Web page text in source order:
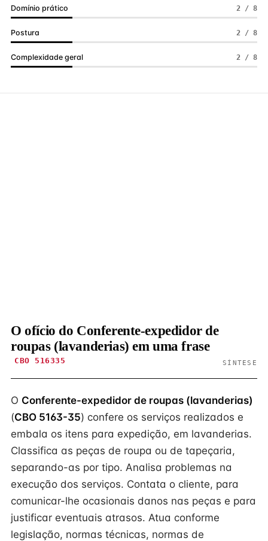
Domínio prático 2 / 8
Postura 2 / 8
Complexidade geral 2 / 8
O ofício do Conferente-expedidor de
roupas (lavanderias) em uma frase
CBO 516335 SÍNTESE
O Conferente-expedidor de roupas (lavanderias)
(CBO 5163-35) confere os serviços realizados e
embala os itens para expedição, em lavanderias.
Classifica as peças de roupa ou de tapeçaria,
separando-as por tipo. Analisa problemas na
execução dos serviços. Contata o cliente, para
comunicar-lhe ocasionais danos nas peças e para
justificar eventuais atrasos. Atua conforme
legislação, normas técnicas, normas de